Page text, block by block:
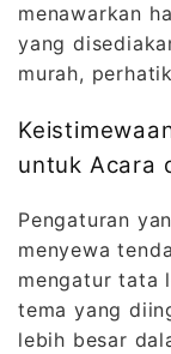
menawarkan
yang
murah,
untuk Acara
Pengaturan
menyewa
mengatur tata
tema yang
lebih besar